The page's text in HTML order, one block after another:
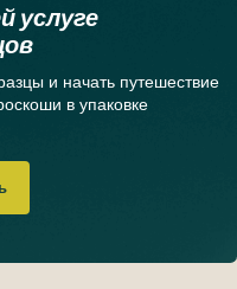
услуге
и начать путешествие
в упаковке